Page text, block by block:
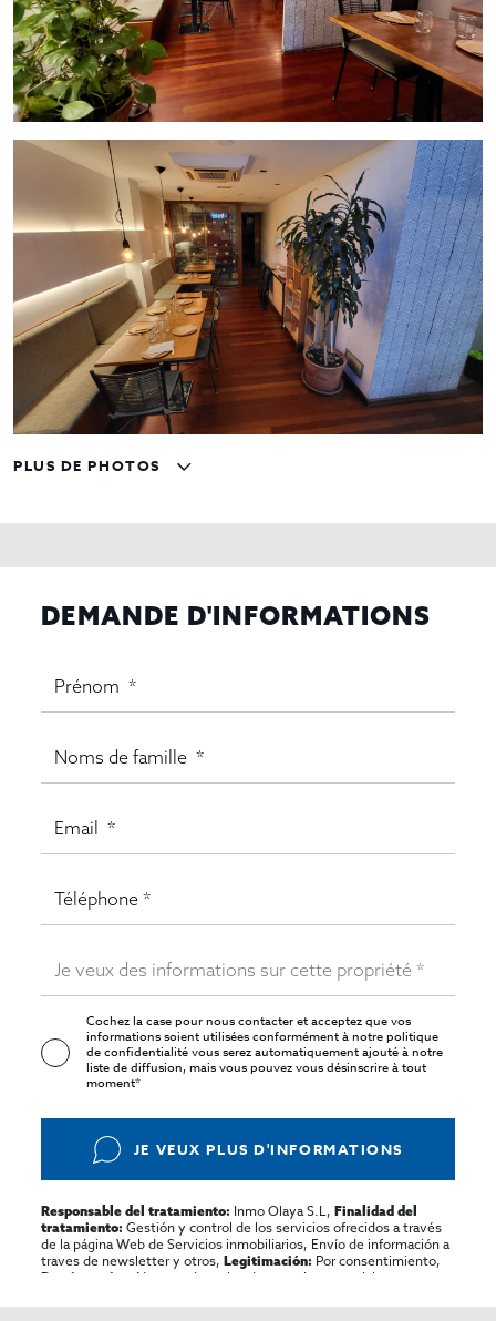
PLUS DE PHOTOS
DEMANDE D'INFORMATIONS
Cochez la case pour nous contacter et acceptez que vos
informations soient utilisées conformément à notrepolitique
de confidentialitévous serez automatiquement ajouté à notre
liste de diffusion, mais vous pouvez vous désinscrire à tout
moment*
JE VEUX PLUS D'INFORMATIONS
Responsable del tratamiento: Inmo Olaya S.L,Finalidad del
tratamiento: Gestión y control de los servicios ofrecidos a través
de la página Web de Servicios inmobiliarios, Envío de información a
traves de newsletter y otros,Legitimación: Por consentimiento,
Destinatarios:
No se cederan los datos, salvo para elaborar
rectificar y suprimir los datos, solicitar la portabilidad de los